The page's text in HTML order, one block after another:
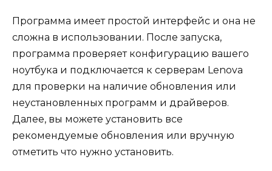
Программа имеет простой интерфейс и она не
сложна в использовании. После запуска,
программа проверяет конфигурацию вашего
ноутбука и подключается к серверам Lenova
для проверки на наличие обновления или
неустановленных программ и драйверов.
Далее, вы можете установить все
рекомендуемые обновления или вручную
отметить что нужно установить.